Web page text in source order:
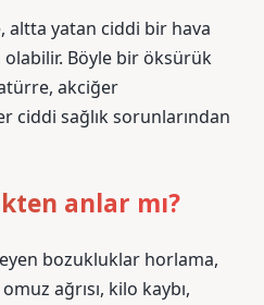
yatan ciddi bir hava
Böyle bir öksürük
akciğer
ciddi sağlık sorunlarından
anlar mı?
bozukluklar horlama,
ağrısı, kilo kaybı,